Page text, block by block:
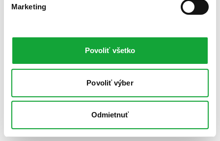
Marketing
Povoliť všetko
Povoliť výber
Odmietnuť